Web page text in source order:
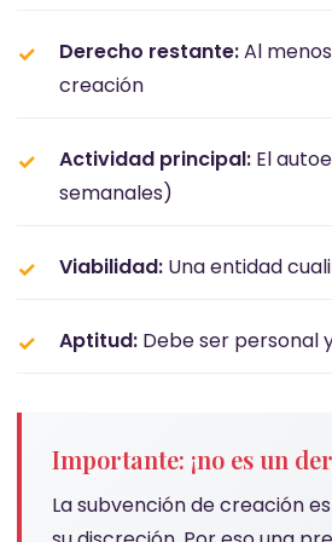
Derecho restante:Al
creación
Actividad principal: El
semanales)
Viabilidad: Una entidad
Aptitud: Debe ser personal
Importante: ¡no es un
La subvención de creación